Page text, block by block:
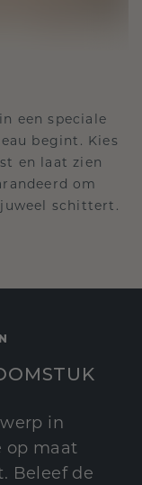
een speciale
begint. Kies
en laat zien
om
schittert.
in
op maat
Beleef de